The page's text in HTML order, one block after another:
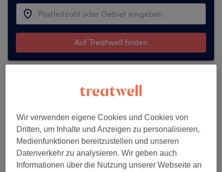
Auf Treatwell finden
Wir verwenden eigene Cookies und Cookies von
Dritten, um Inhalte und Anzeigen zu personalisieren,
Medienfunktionen bereitzustellen und unseren
Datenverkehr zu analysieren. Wir geben auch
Informationen über die Nutzung unserer Webseite an